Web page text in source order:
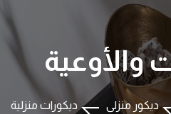
ديكور منزلى
ديكورات منزلية
والأوعية